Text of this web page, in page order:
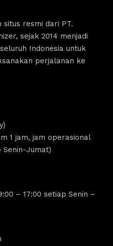
resmi dari PT.
sejak 2014 menjadi
Indonesia untuk
perjalanan ke
1 jam, jam operasional
Senin-Jumat)
– 17:00 setiap Senin –